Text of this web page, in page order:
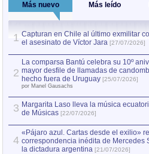
Más nuevo Más leído
1 Capturan en Chile al último exmilitar
el asesinato de Víctor Jara [27/07/2026]
2
La comparsa Bantú celebra su 10º
mayor desfile de llamadas de
hecho fuera de Uruguay [25/07/2026]
por Manel Gausachs
3 Margarita Laso lleva la música
de Músicas [22/07/2026]
4
«Pájaro azul. Cartas desde el exilio»
correspondencia inédita de Mercedes
la dictadura argentina [21/07/2026]